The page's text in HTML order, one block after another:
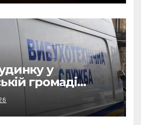
у
громаді
мм міну